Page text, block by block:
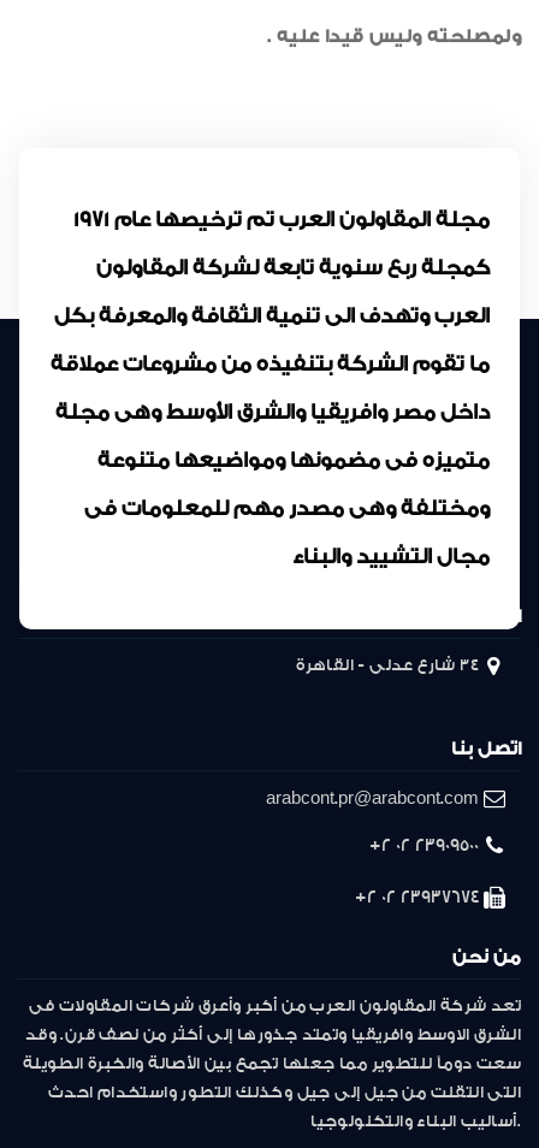
ولمصلحته وليس قيدا عليه .
مجلة المقاولون العرب تم ترخيصها عام 1971
كمجلة ربع سنوية تابعة لشركة المقاولون
العرب وتهدف الى تنمية الثقافة والمعرفة بكل
ما تقوم الشركة بتنفيذه من مشروعات عملاقة
داخل مصر وافريقيا والشرق الأوسط وهى مجلة
متميزه فى مضمونها ومواضيعها متنوعة
ومختلفة وهى مصدر مهم للمعلومات فى
مجال التشييد والبناء
34 شارع عدلى - القاهرة
اتصل بنا
arabcont.pr@arabcont.com
23909500 02 2+
23937674 02 2+
من نحن
تعد شركة المقاولون العرب من أكبر وأعرق شركات المقاولات فى
الشرق الاوسط وافريقيا وتمتد جذورها إلى أكثر من نصف قرن. وقد
سعت دوماً للتطوير مما جعلها تجمع بين الأصالة والخبرة الطويلة
التى انتقلت من جيل إلى جيل وكذلك التطور واستخدام احدث
أساليب البناء والتكنولوجيا.